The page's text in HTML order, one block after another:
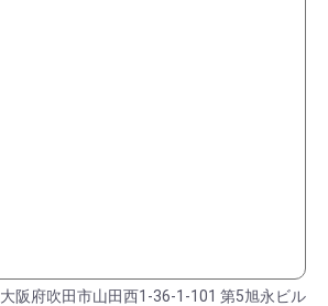
大阪府吹田市山田西1-36-1-101 第5旭永ビル